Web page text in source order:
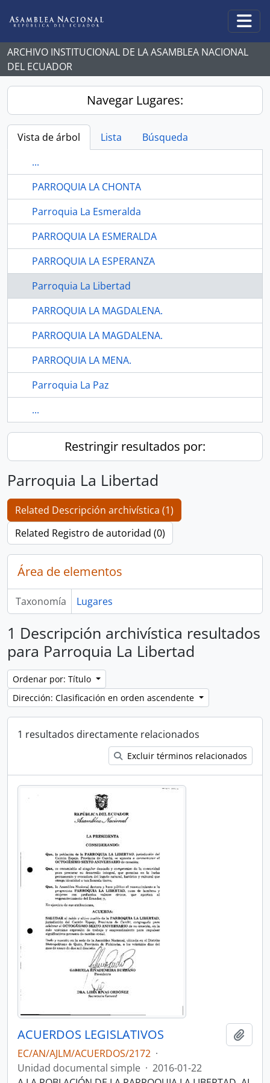
ARCHIVO INSTITUCIONAL DE LA ASAMBLEA NACIONAL
DEL ECUADOR
Navegar Lugares:
Vista de árbol Lista
Búsqueda
...
PARROQUIA LA CHONTA
Parroquia La Esmeralda
PARROQUIA LA ESMERALDA
PARROQUIA LA ESPERANZA
Parroquia La Libertad
PARROQUIA LA MAGDALENA.
PARROQUIA LA MAGDALENA.
PARROQUIA LA MENA.
Parroquia La Paz
...
Restringir resultados por:
Parroquia La Libertad
Related Descripción archivística (1)
Related Registro de autoridad (0)
Área de elementos
Taxonomía Lugares
1 Descripción archivística resultados
para Parroquia La Libertad
Ordenar por: Título
Dirección: Clasificación en orden ascendente
1 resultados directamente relacionados
Excluir términos relacionados
ACUERDOS LEGISLATIVOS
EC/AN/AJLM/ACUERDOS/2172 ·
Unidad documental simple · 2016-01-22